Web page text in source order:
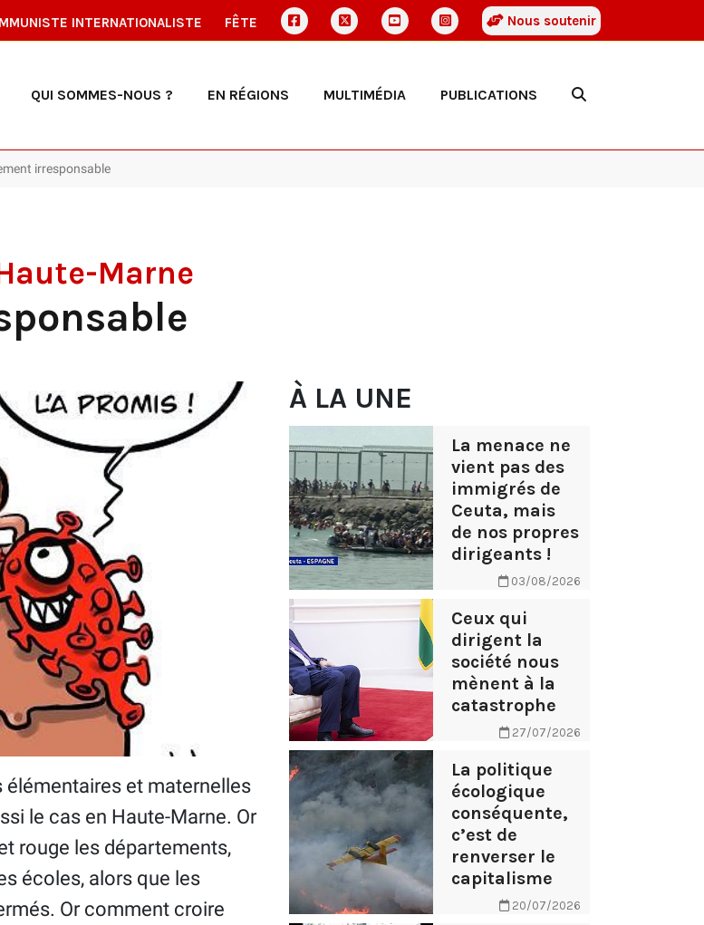
INTERNATIONALISTE FÊTE Nous soutenir
QUI SOMMES-NOUS ? EN RÉGIONS MULTIMÉDIA PUBLICATIONS
irresponsable
Marne
élémentaires et maternelles
le cas en Haute-Marne. Or
rouge les départements,
écoles, alors que les
Or comment croire
À LA UNE
La menace ne
vient pas des
immigrés de
Ceuta, mais
de nos propres
dirigeants !
03/08/2026
Ceux qui
dirigent la
société nous
mènent à la
catastrophe
27/07/2026
La politique
écologique
conséquente,
c’est de
renverser le
capitalisme
20/07/2026